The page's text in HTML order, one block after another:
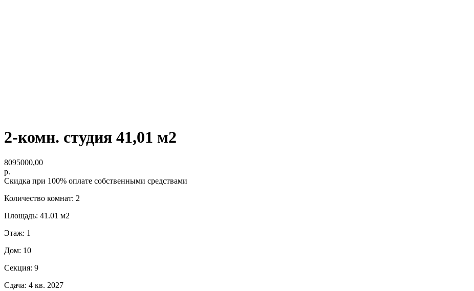
2-комн. студия 41,01 м2
8095000,00
р.
Скидка при 100% оплате собственными средствами
Количество комнат: 2
Площадь: 41.01 м2
Этаж: 1
Дом: 10
Секция: 9
Сдача: 4 кв. 2027